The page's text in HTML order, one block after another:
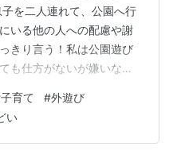
を二人連れて、公園へ行
いる他の人への配慮や謝
きり言う！私は公園遊び
も仕方がないが嫌いなも
です。 本来なら、家でぐ
見たいところです
ている「公園遊びをする
子育て #外遊び
い